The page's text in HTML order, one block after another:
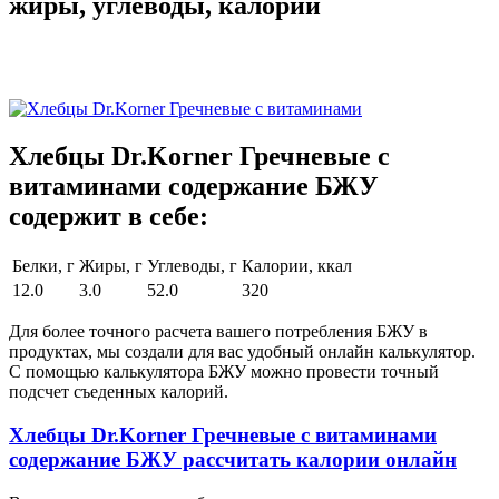
Хлебцы Dr.Korner Гречневые с
витаминами содержание БЖУ
содержит в себе:
Белки, г Жиры, г Углеводы, г Калории, ккал
12.0
3.0 52.0 320
Для более точного расчета вашего потребления БЖУ в
продуктах, мы создали для вас удобный онлайн калькулятор.
С помощью калькулятора БЖУ можно провести точный
подсчет съеденных калорий.
Хлебцы Dr.Korner Гречневые с витаминами
содержание БЖУ рассчитать калории онлайн